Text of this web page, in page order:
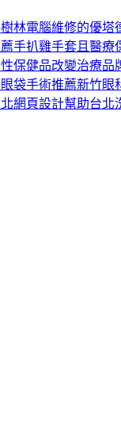
林電腦維修的優塔
手扒雞手套且醫療
保健品改變治療品
袋手術推薦新竹眼
網頁設計幫助台北